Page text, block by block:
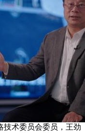
片库 热播榜
技术委员会委员，王劲